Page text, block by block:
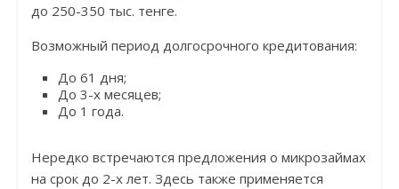
до 250-350 тыс. тенге.
Возможный период долгосрочного кредитования:
До 61 дня;
До 3-х месяцев;
До 1 года.
Нередко встречаются предложения о микрозаймах
на срок до 2-х лет. Здесь также применяется